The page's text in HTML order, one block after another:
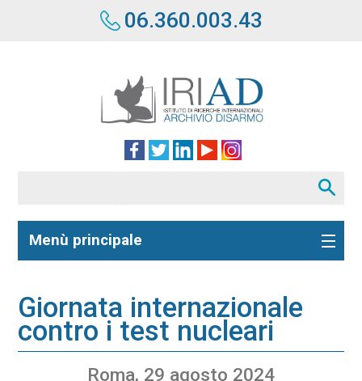
06.360.003.43
Menù principale
Giornata internazionale
contro i test nucleari
Roma, 29 agosto 2024